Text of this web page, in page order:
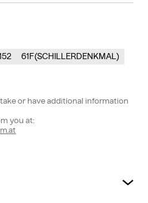
61F(SCHILLERDENKMAL)
or have additional information
you at: